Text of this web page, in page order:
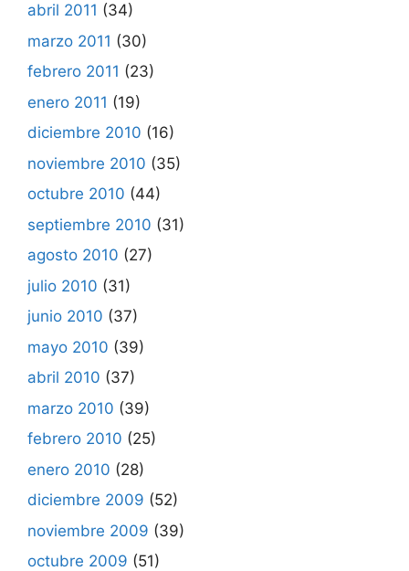
abril 2011 (34)
marzo 2011 (30)
febrero 2011 (23)
enero 2011 (19)
diciembre 2010 (16)
noviembre 2010 (35)
octubre 2010 (44)
septiembre 2010 (31)
agosto 2010 (27)
julio 2010 (31)
junio 2010 (37)
mayo 2010 (39)
abril 2010 (37)
marzo 2010 (39)
febrero 2010 (25)
enero 2010 (28)
diciembre 2009 (52)
noviembre 2009 (39)
octubre 2009 (51)